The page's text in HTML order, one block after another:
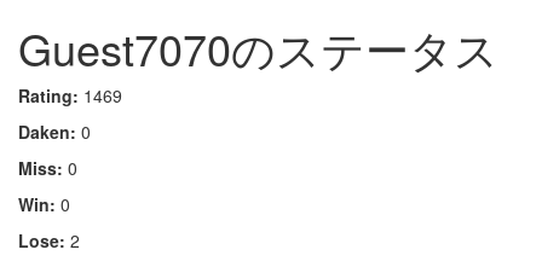
Guest7070のステータス
Rating: 1469
Daken: 0
Miss: 0
Win: 0
Lose: 2